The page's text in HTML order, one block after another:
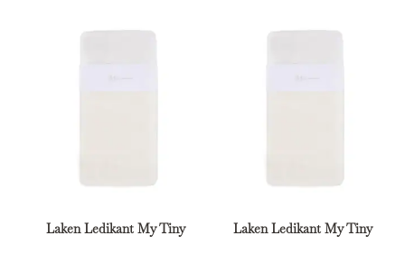
Laken Ledikant My Tiny Laken Ledikant My Tiny